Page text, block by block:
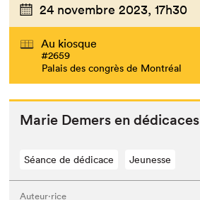
24 novembre 2023, 17h30
Au kiosque
#2659
Palais des congrès de Montréal
Marie Demers en dédicaces
Séance de dédicace Jeunesse
Auteur·rice